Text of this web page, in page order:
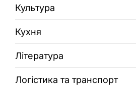
Культура
Кухня
Література
Логістика та транспорт